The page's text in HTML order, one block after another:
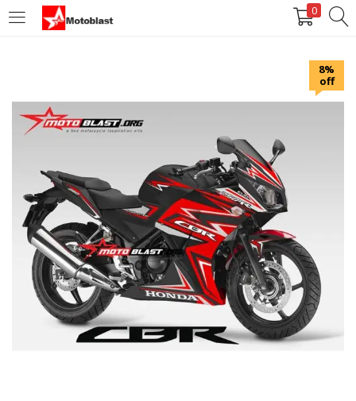
0
LOGIN REGISTER
Remember me
Login
Lost password?
8%
off